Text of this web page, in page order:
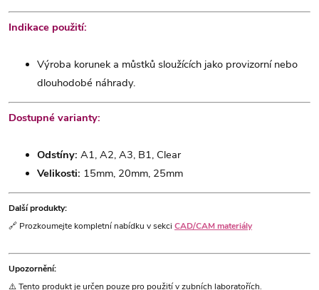
Indikace použití:
Výroba korunek a můstků sloužících jako provizorní nebo
dlouhodobé náhrady.
Dostupné varianty:
Odstíny: A1, A2, A3, B1, Clear
Velikosti: 15mm, 20mm, 25mm
Další produkty:
🔗 Prozkoumejte kompletní nabídku v sekci CAD/CAM materiály
Upozornění:
⚠️ Tento produkt je určen pouze pro použití v zubních laboratořích.